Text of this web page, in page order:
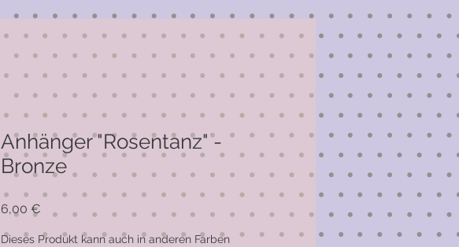
Anhänger "Rosentanz" -
Bronze
6,00 €
Dieses Produkt kann auch in anderen Farben